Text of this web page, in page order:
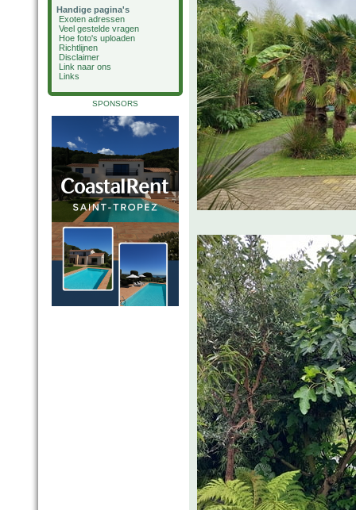
Handige pagina's
Exoten adressen
Veel gestelde vragen
Hoe foto's uploaden
Richtlijnen
Disclaimer
Link naar ons
Links
SPONSORS